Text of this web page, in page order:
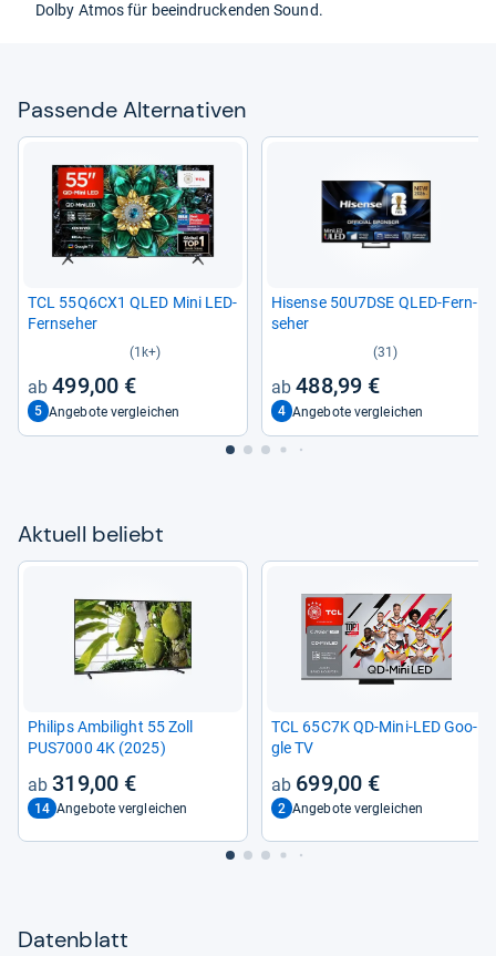
Dolby Atmos für beein­dru­cken­den Sound.
Pas­sende Alter­na­ti­ven
TCL 55Q6CX1 QLED Mini LED-​
Fern­se­her
(1k+)
499,00 €
5 Angebote vergleichen
Hisense 50U7DSE QLED-​Fern­
se­her
(31)
488,99 €
4 Angebote vergleichen
Aktu­ell beliebt
Phi­lips Ambi­light 55 Zoll
PUS7000 4K (2025)
319,00 €
14 Angebote vergleichen
TCL 65C7K QD-​Mini-​LED Goo­
gle TV
699,00 €
2 Angebote vergleichen
Datenblatt